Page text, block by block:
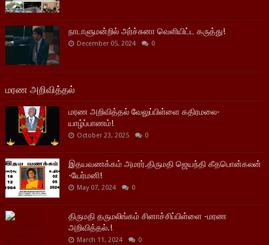
நாடாளுமன்றில் அர்ச்சுனா வெளியிட்ட கருத்து!
December 05, 2024 0
மரண அறிவித்தல்
மரண அறிவித்தல் வேலுப்பிள்ளை கதிரமலை-
யாழ்ப்பாணம்!
October 23, 2025 0
இதயவணக்கம் அமரர்.திருமதி ஜெயந்தி கீதபொன்கலன்
-யேர்மனி!
May 07, 2024 0
திருமதி தருமலிங்கம் சினாச்சிப்பிள்ளை -மரண
அறிவித்தல்.!
March 11, 2024 0